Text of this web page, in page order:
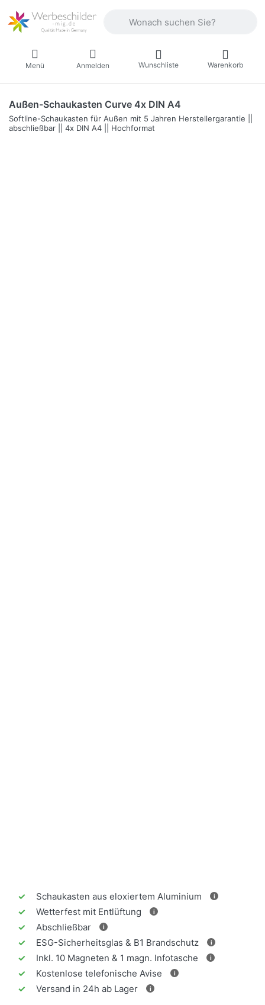
Menü Anmelden Wunschliste Warenkorb
Außen-Schaukasten Curve 4x DIN A4
Softline-Schaukasten für Außen mit 5 Jahren Herstellergarantie ||
abschließbar || 4x DIN A4 || Hochformat
✓ Schaukasten aus eloxiertem Aluminium i
✓ Wetterfest mit Entlüftung i
✓ Abschließbar i
✓ ESG-Sicherheitsglas & B1 Brandschutz i
✓ Inkl. 10 Magneten & 1 magn. Infotasche i
✓ Kostenlose telefonische Avise i
✓ Versand in 24h ab Lager i